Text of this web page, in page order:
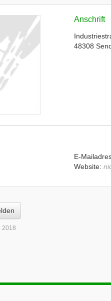
Anschrift
48308
E-
Website:
2018